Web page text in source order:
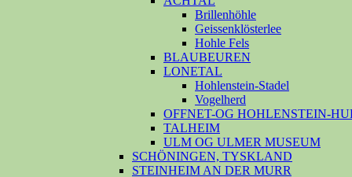
Brillenhöhle
Geissenklösterlee
Hohle Fels
BLAUBEUREN
LONETAL
Hohlenstein-Stadel
Vogelherd
OFFNET-OG HOHLENSTEIN-
TALHEIM
ULM OG ULMER MUSEUM
SCHÖNINGEN, TYSKLAND
STEINHEIM AN DER MURR